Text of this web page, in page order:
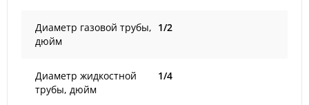
Диаметр газовой трубы,
дюйм
1/2
Диаметр жидкостной
трубы, дюйм
1/4